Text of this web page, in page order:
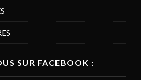
SUR FACEBOOK :